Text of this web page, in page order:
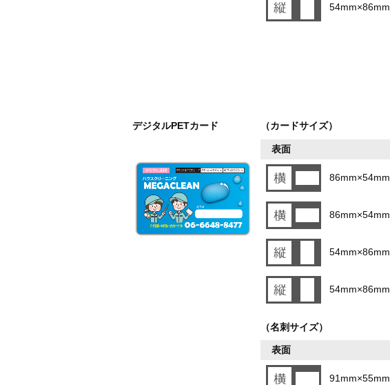
54mm×86mm
デジタルPETカード （カードサイズ）
表面
86mm×54mm
86mm×54mm
54mm×86mm
54mm×86mm
（名刺サイズ）
表面
91mm×55mm